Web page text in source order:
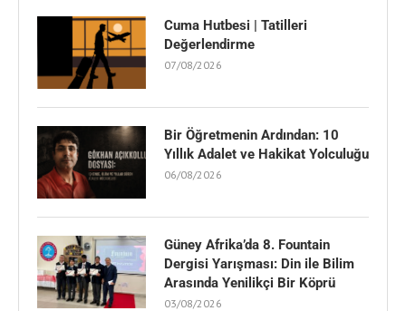
Cuma Hutbesi | Tatilleri
Değerlendirme
07/08/2026
Bir Öğretmenin Ardından: 10
Yıllık Adalet ve Hakikat Yolculuğu
06/08/2026
Güney Afrika’da 8. Fountain
Dergisi Yarışması: Din ile Bilim
Arasında Yenilikçi Bir Köprü
03/08/2026